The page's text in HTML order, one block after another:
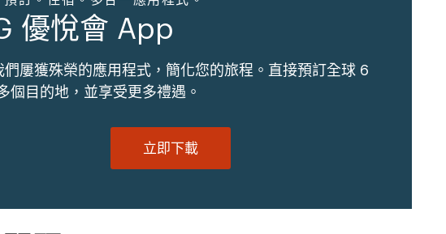
優悅會 App
們屢獲殊榮的應用程式，簡化您的旅程。直接預訂全球 6
個目的地，並享受更多禮遇。
立即下載